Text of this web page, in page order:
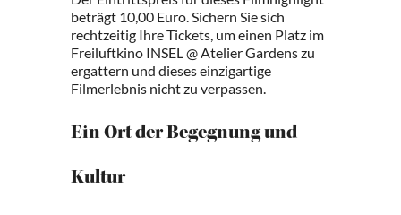
beträgt 10,00 Euro. Sichern Sie sich
rechtzeitig Ihre Tickets, um einen Platz im
Freiluftkino INSEL @ Atelier Gardens zu
ergattern und dieses einzigartige
Filmerlebnis nicht zu verpassen.
Ein Ort der Begegnung und
Kultur